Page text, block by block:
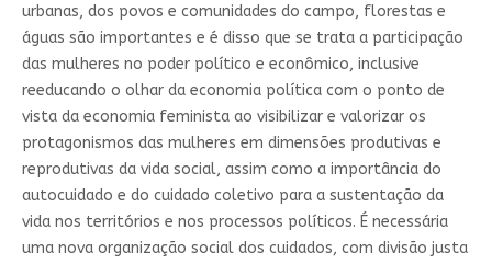
urbanas, dos povos e comunidades do campo, florestas e
águas são importantes e é disso que se trata a participação
das mulheres no poder político e econômico, inclusive
reeducando o olhar da economia política com o ponto de
vista da economia feminista ao visibilizar e valorizar os
protagonismos das mulheres em dimensões produtivas e
reprodutivas da vida social, assim como a importância do
autocuidado e do cuidado coletivo para a sustentação da
vida nos territórios e nos processos políticos. É necessária
uma nova organização social dos cuidados, com divisão justa